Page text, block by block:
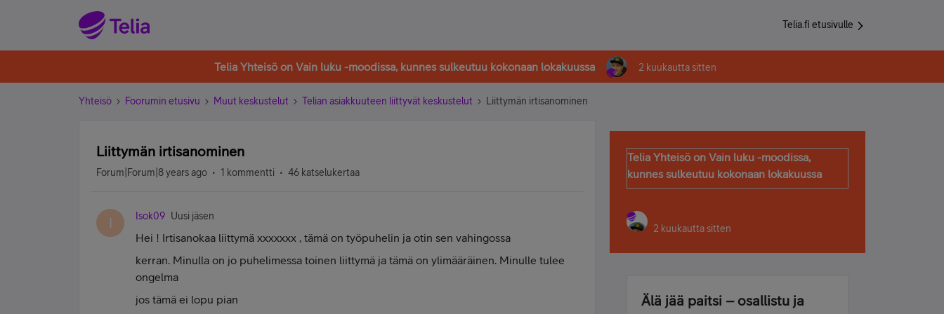
Telia.fi etusivulle
Telia Yhteisö on Vain luku -moodissa, kunnes sulkeutuu kokonaan lokakuussa 2 kuukautta sitten
Yhteisö Foorumin etusivu Muut keskustelut Telian asiakkuuteen liittyvät keskustelut Liittymän irtisanominen
Liittymän irtisanominen
Forum|Forum|8 years ago 1 kommentti 46 katselukertaa
I Isok09 Uusi jäsen
Hei ! Irtisanokaa liittymä xxxxxxx , tämä on työpuhelin ja otin sen vahingossa
kerran. Minulla on jo puhelimessa toinen liittymä ja tämä on ylimääräinen. Minulle tulee
ongelma
jos tämä ei lopu pian
Telia Yhteisö on Vain luku -moodissa,
kunnes sulkeutuu kokonaan lokakuussa
2 kuukautta sitten
Älä jää paitsi – osallistu ja